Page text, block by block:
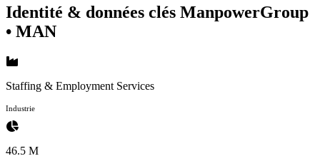
Identité & données clés ManpowerGroup
• MAN
Staffing & Employment Services
Industrie
46.5 M